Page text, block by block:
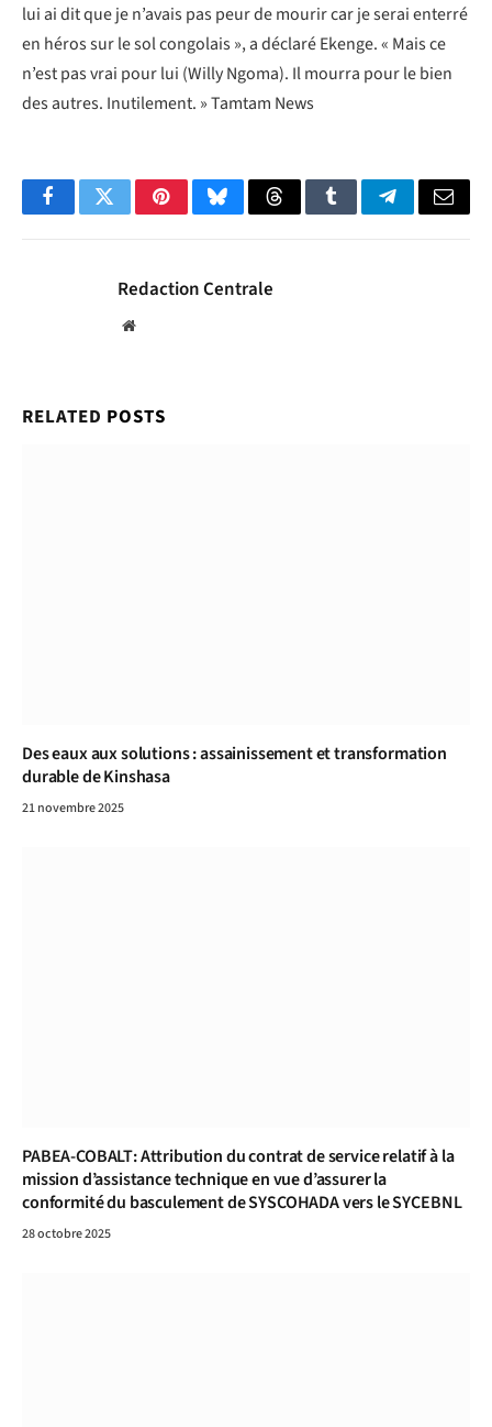
lui ai dit que je n’avais pas peur de mourir car je serai enterré
en héros sur le sol congolais », a déclaré Ekenge. « Mais ce
n’est pas vrai pour lui (Willy Ngoma). Il mourra pour le bien
des autres. Inutilement. » Tamtam News
FacebookTwitterPinterestBlueskyThreadsTumblrTelegramEmail
Redaction Centrale
Website
RELATED POSTS
Des eaux aux solutions : assainissement et transformation
durable de Kinshasa
21 novembre 2025
PABEA-COBALT: Attribution du contrat de service relatif à la
mission d’assistance technique en vue d’assurer la
conformité du basculement de SYSCOHADA vers le SYCEBNL
28 octobre 2025